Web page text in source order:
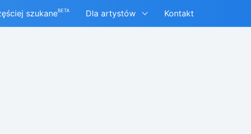
szukaneBETA Dla artystów Kontakt